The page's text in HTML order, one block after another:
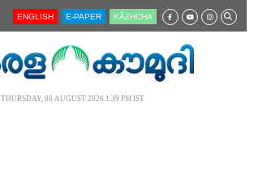
ENGLISH E-PAPER KĀZHCHA
THURSDAY, 06 AUGUST 2026 1.39 PM IST